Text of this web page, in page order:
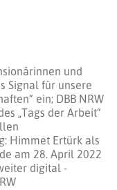
und
Signal für unsere
ein; DBB NRW
„Tags der Arbeit“
Himmet Ertürk als
am 28. April 2022
digital -